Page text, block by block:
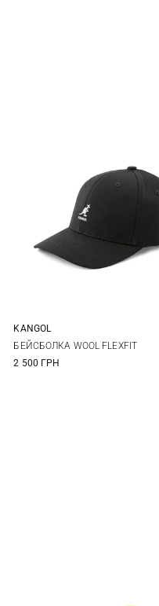
S/M L/XL XXL
KANGOL
БЕЙСБОЛКА WOOL FLEXFIT
2 500 ГРН